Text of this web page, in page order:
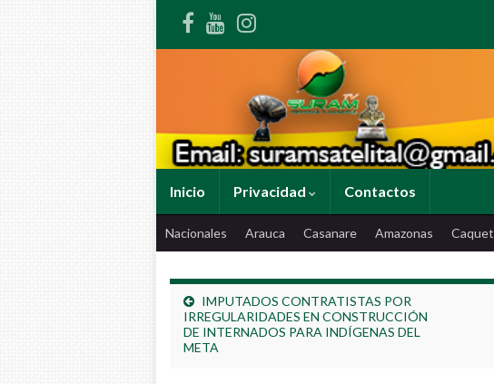
Inicio Privacidad Contactos
Nacionales Arauca Casanare Amazonas
IMPUTADOS CONTRATISTAS POR
IRREGULARIDADES EN CONSTRUCCIÓN
DE INTERNADOS PARA INDÍGENAS DEL
META